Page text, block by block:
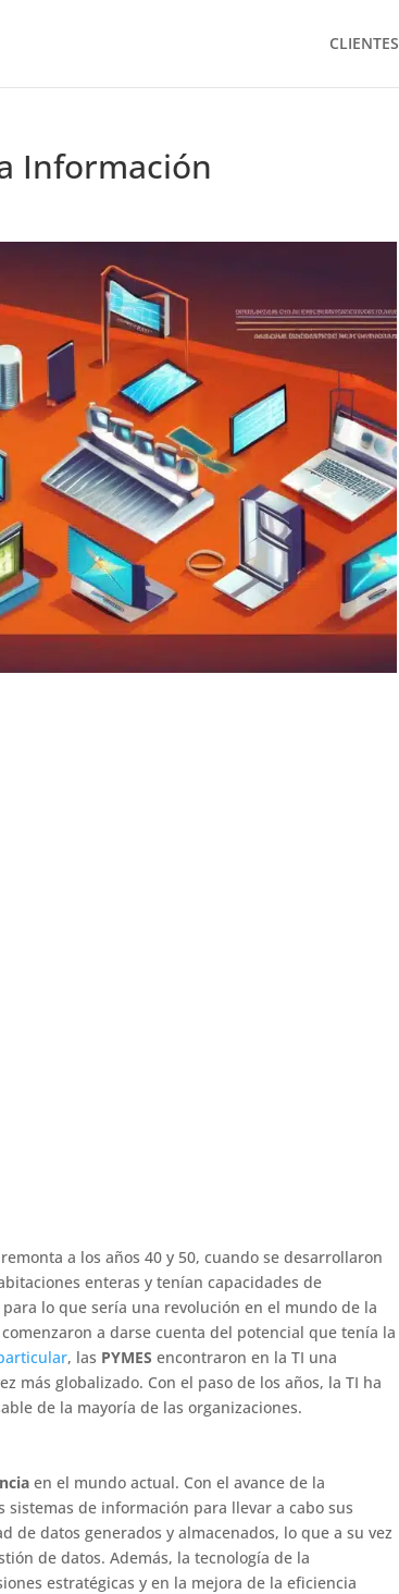
CLIENTES
Información
a los años 40 y 50, cuando se desarrollaron
enteras y tenían capacidades de
lo que sería una revolución en el mundo de la
a darse cuenta del potencial que tenía la
, las PYMES encontraron en la TI una
más globalizado. Con el paso de los años, la TI ha
de la mayoría de las organizaciones.
en el mundo actual. Con el avance de la
de información para llevar a cabo sus
de datos generados y almacenados, lo que a su vez
de datos. Además, la tecnología de la
estratégicas y en la mejora de la eficiencia